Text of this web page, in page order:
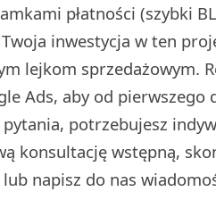
płatności (szybki
inwestycja w ten
lejkom sprzedażowym.
Ads, aby od
potrzebujesz
konsultację wstępną,
lub napisz do nas